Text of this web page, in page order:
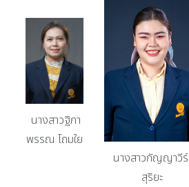
นางสาวฐิภา
พรรณ โถมใย
นางสาวกัญญาวีร์
สุริยะ